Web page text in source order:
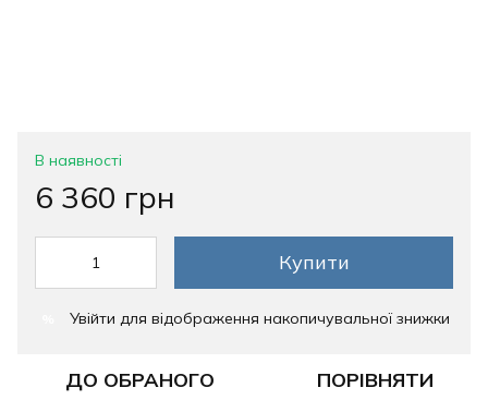
В наявності
6 360 грн
Купити
Увійти для відображення накопичувальної знижки
ДО ОБРАНОГО ПОРІВНЯТИ